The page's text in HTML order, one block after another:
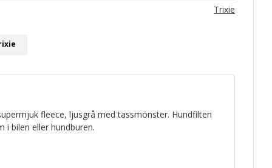
Trixie
fleece, ljusgrå med tassmönster. Hundfilten
i bilen eller hundburen.